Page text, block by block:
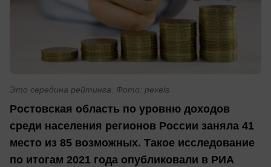
Это середина рейтинга. Фото: pexels
Ростовская область по уровню доходов
среди населения регионов России заняла 41
место из 85 возможных. Такое исследование
по итогам 2021 года опубликовали в РИА